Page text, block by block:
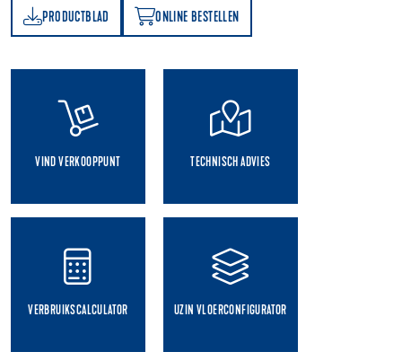
PRODUCTBLAD ONLINE BESTELLEN
ONLINE BESTELLEN
VIND VERKOOPPUNT TECHNISCH ADVIES
VERBRUIKSCALCULATOR UZIN VLOERCONFIGURATOR